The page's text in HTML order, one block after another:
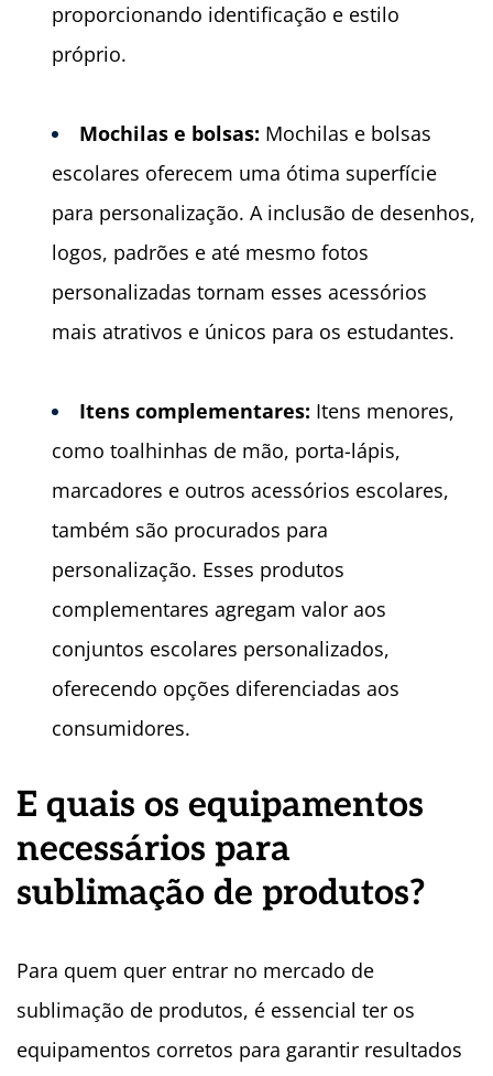
proporcionando identificação e estilo
próprio.
Mochilas e bolsas: Mochilas e bolsas
escolares oferecem uma ótima superfície
para personalização. A inclusão de desenhos,
logos, padrões e até mesmo fotos
personalizadas tornam esses acessórios
mais atrativos e únicos para os estudantes.
Itens complementares: Itens menores,
como toalhinhas de mão, porta-lápis,
marcadores e outros acessórios escolares,
também são procurados para
personalização. Esses produtos
complementares agregam valor aos
conjuntos escolares personalizados,
oferecendo opções diferenciadas aos
consumidores.
E quais os equipamentos
necessários para
sublimação de produtos?
Para quem quer entrar no mercado de
sublimação de produtos, é essencial ter os
equipamentos corretos para garantir resultados